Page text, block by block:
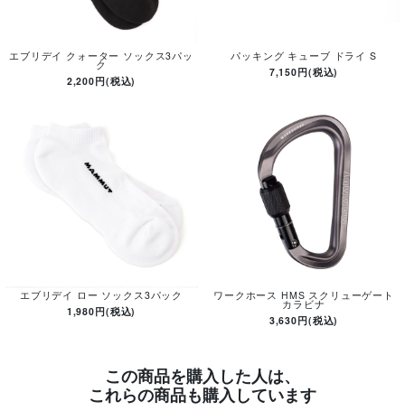
エブリデイ クォーター ソックス3パッ
ク
2,200円(税込)
パッキング キューブ ドライ S
7,150円(税込)
エブリデイ ロー ソックス3パック
1,980円(税込)
ワークホース HMS スクリューゲート
カラビナ
3,630円(税込)
この商品を購入した人は、
これらの商品も購入しています